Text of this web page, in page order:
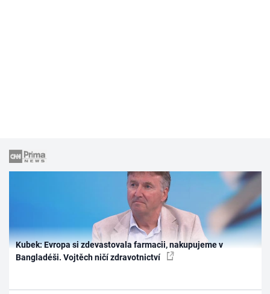
Kubek: Evropa si zdevastovala farmacii, nakupujeme v
Bangladéši. Vojtěch ničí zdravotnictví